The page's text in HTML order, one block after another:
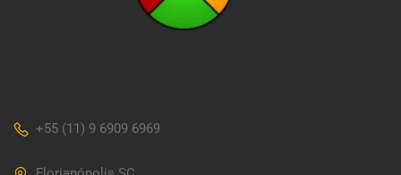
+55 (11) 9 6909 6969